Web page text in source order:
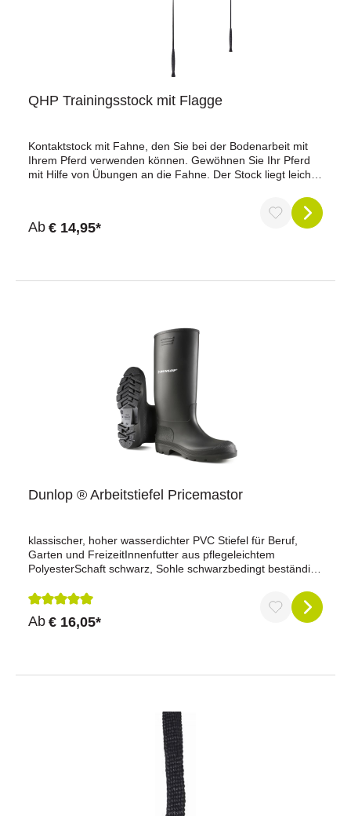
bewährten Qualität von ELT by Waldhausen können Sie
bestellen und immer aufgeladen bleiben!
QHP Trainingsstock mit Flagge
Kontaktstock mit Fahne, den Sie bei der Bodenarbeit mit
Ihrem Pferd verwenden können. Gewöhnen Sie Ihr Pferd
mit Hilfe von Übungen an die Fahne. Der Stock liegt leicht
Anwendung.Material Stock: FiberglasMaterial Fahne: 210D
PolyesterMaterial Griff: KunststoffKontaktstock mit Fahne
für das Training Ihres Pferdes Geeignet für Natural
Ab € 14,95*
Dunlop ® Arbeitstiefel Pricemastor
klassischer, hoher wasserdichter PVC Stiefel für Beruf,
Garten und FreizeitInnenfutter aus pflegeleichtem
PolyesterSchaft schwarz, Sohle schwarzbedingt beständig
diverse ChemikalienCE geprüft
Durchschnittliche Bewertung von 5 von 5 Sternen
Ab € 16,05*